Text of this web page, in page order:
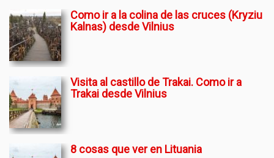
Como ir a la colina de las cruces (Kryziu
Kalnas) desde Vilnius
Visita al castillo de Trakai. Como ir a
Trakai desde Vilnius
8 cosas que ver en Lituania